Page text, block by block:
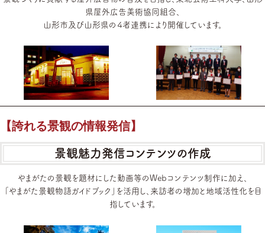
県屋外広告美術協同組合、
山形市及び山形県の４者連携により開催しています。
【誇れる景観の情報発信】
景観魅力発信コンテンツの作成
やまがたの景観を題材にした動画等のWebコンテンツ制作に加え、
「やまがた景観物語ガイドブック」を活用し、来訪者の増加と地域活性化を目
指しています。